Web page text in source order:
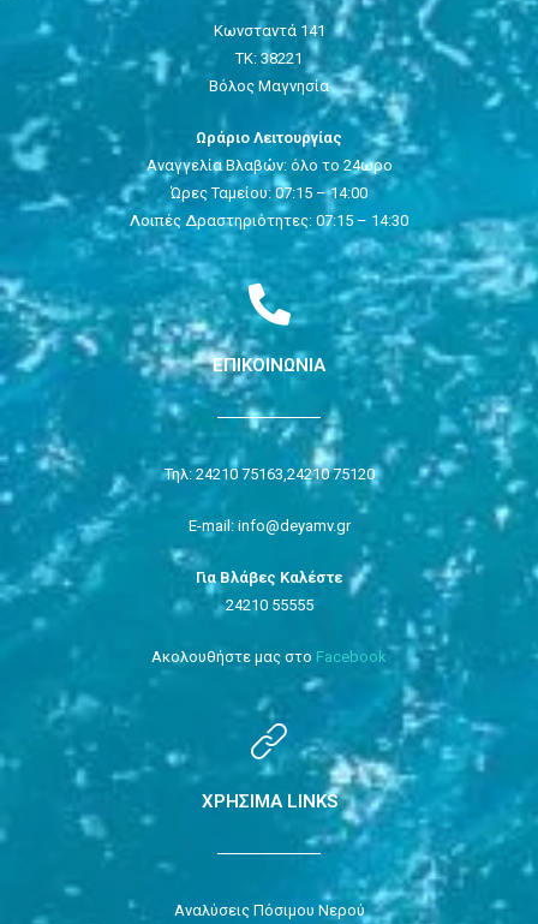
Κωνσταντά 141
ΤΚ: 38221
Βόλος Μαγνησία
Ωράριο Λειτουργίας
Αναγγελία Βλαβών: όλο το 24ωρο
Ώρες Ταμείου: 07:15 – 14:00
Λοιπές Δραστηριότητες: 07:15 – 14:30
ΕΠΙΚΟΙΝΩΝΙΑ
Τηλ: 24210 75163, 24210 75120
E-mail: info@deyamv.gr
Για Βλάβες Καλέστε
24210 55555
Ακολουθήστε μας στο Facebook
ΧΡΗΣΙΜΑ LINKS
Αναλύσεις Πόσιμου Νερού